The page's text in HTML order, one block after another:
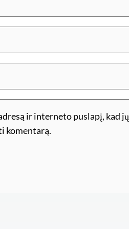
ir interneto puslapį, kad jų
komentarą.